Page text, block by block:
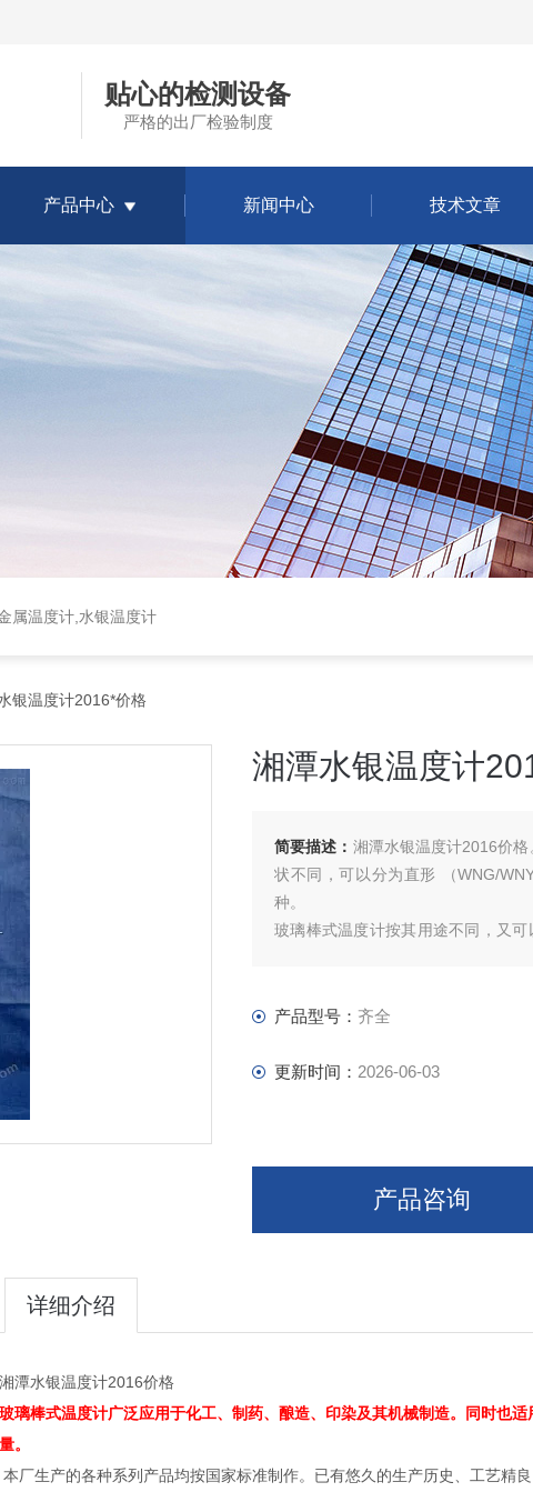
贴心的检测设备
严格的出厂检验制度
产品中心 新闻中心 技术文章
属温度计,水银温度计
银温度计2016*价格
湘潭水银温度计
简要描述： 湘潭水银温度计2016价
状不同，可以分为直形 （WNG/
种。
玻璃棒式温度计按其用途不同，又
的温度计，Z长可以生产到 3米。
产品型号： 齐全
更新时间： 2026-06-03
产品咨询
详细介绍
湘潭水银温度计2016价格
玻璃棒式温度计广泛应用于化工、制药、酿造、印染及其机械制造。同时也
量。
本厂生产的各种系列产品均按国家标准制作。已有悠久的生产历史、工艺精